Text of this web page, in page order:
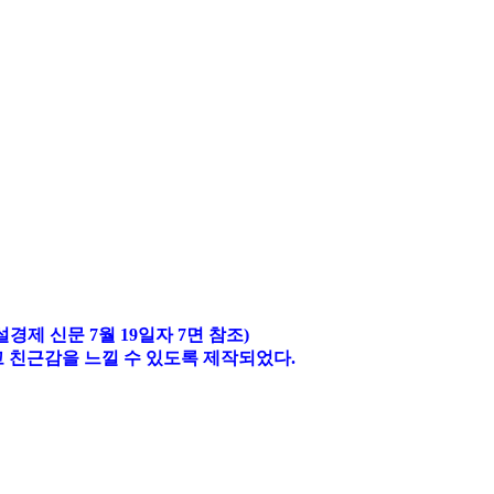
제 신문 7월 19일자 7면 참조)
근감을 느낄 수 있도록 제작되었다.